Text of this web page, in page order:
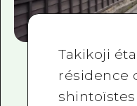
Takikoji
résidence